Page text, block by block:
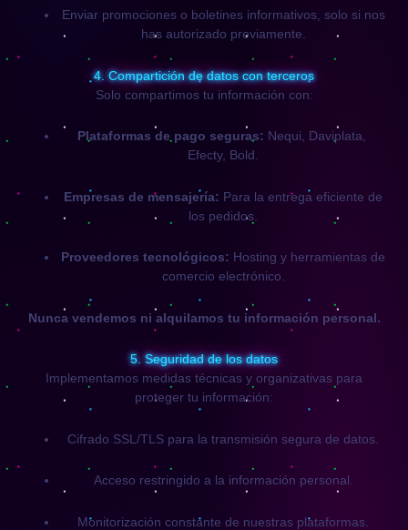
Enviar promociones o boletines informativos, solo si nos
has autorizado previamente.
4. Compartición de datos con terceros
Solo compartimos tu información con:
Plataformas de pago seguras: Nequi, Daviplata,
Efecty, Bold.
Empresas de mensajería: Para la entrega eficiente de
los pedidos.
Proveedores tecnológicos: Hosting y herramientas de
comercio electrónico.
Nunca vendemos ni alquilamos tu información personal.
5. Seguridad de los datos
Implementamos medidas técnicas y organizativas para
proteger tu información:
Cifrado SSL/TLS para la transmisión segura de datos.
Acceso restringido a la información personal.
Monitorización constante de nuestras plataformas.